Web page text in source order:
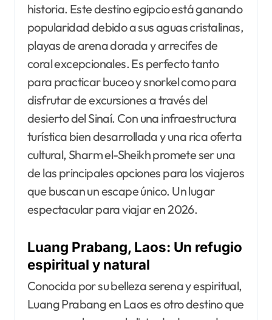
historia. Este destino egipcio está ganando
popularidad debido a sus aguas cristalinas,
playas de arena dorada y arrecifes de
coral excepcionales. Es perfecto tanto
para practicar buceo y snorkel como para
disfrutar de excursiones a través del
desierto del Sinaí. Con una infraestructura
turística bien desarrollada y una rica oferta
cultural, Sharm el-Sheikh promete ser una
de las principales opciones para los viajeros
que buscan un escape único. Un lugar
espectacular para viajar en 2026.
Luang Prabang, Laos: Un refugio
espiritual y natural
Conocida por su belleza serena y espiritual,
Luang Prabang en Laos es otro destino que